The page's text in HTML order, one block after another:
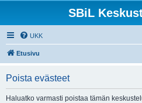
SBiL
UKK
Etusivu
Poista evästeet
Haluatko varmasti poistaa tämän